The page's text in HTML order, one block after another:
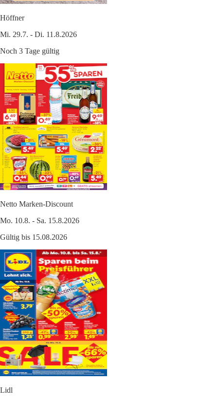
Höffner
Mi. 29.7. - Di. 11.8.2026
Noch 3 Tage gültig
Netto Marken-Discount
Mo. 10.8. - Sa. 15.8.2026
Gültig bis 15.08.2026
Lidl